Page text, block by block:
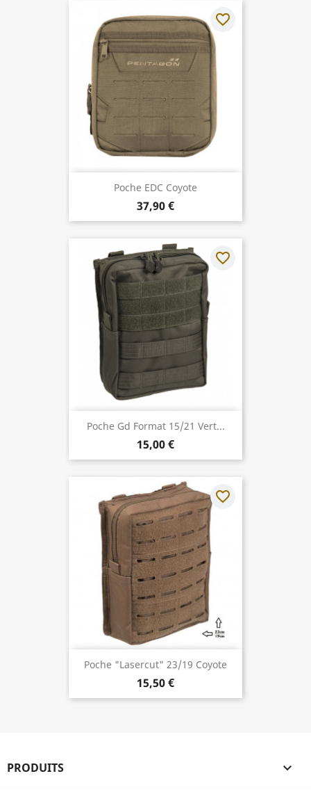
Poche EDC Coyote
37,90 €
favorite_border
Poche Gd Format 15/21 Vert...
15,00 €
favorite_border
Poche "Lasercut" 23/19 Coyote
15,50 €
favorite_border
PRODUITS 